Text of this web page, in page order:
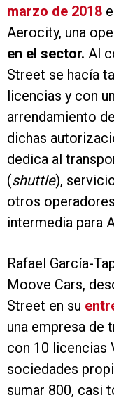
marzo de 2018
Aerocity, una
en el sector. Al
Street se hacía
licencias y con
arrendamiento
dichas
dedica al
(shuttle),
otros
intermedia para
Rafael García-
Moove Cars,
Street en su
una empresa de
con 10 licencias
sociedades
sumar 800, casi